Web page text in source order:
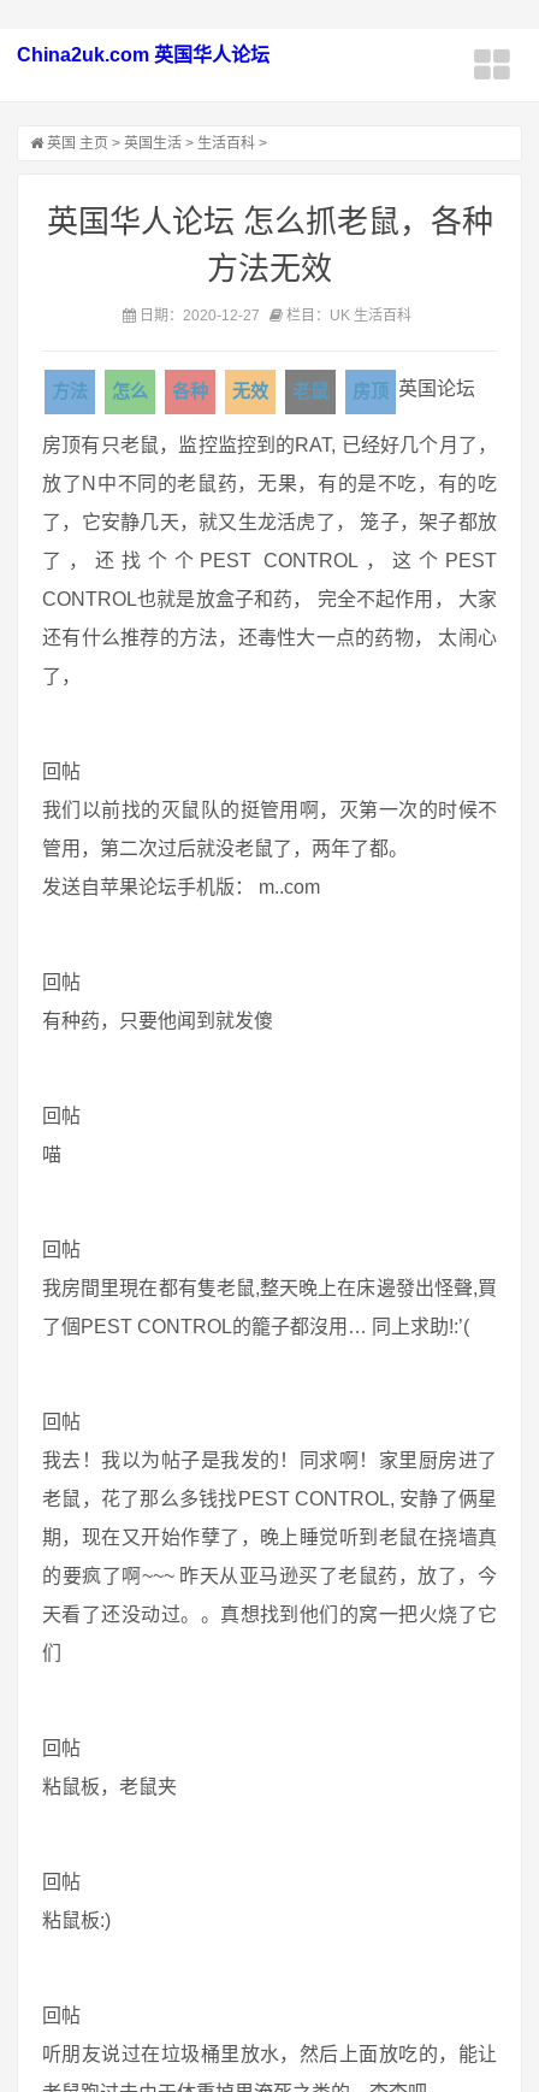
China2uk.com 英国华人论坛
英国 主页 > 英国生活 > 生活百科 >
英国华人论坛 怎么抓老鼠，各种
方法无效
日期：2020-12-27 栏目：UK 生活百科
方法 怎么 各种 无效 老鼠 房顶 英国论坛
房顶有只老鼠，监控监控到的RAT, 已经好几个月了，
放了N中不同的老鼠药，无果，有的是不吃，有的吃
了，它安静几天，就又生龙活虎了， 笼子，架子都放
了，还找个个PEST CONTROL，这个PEST
CONTROL也就是放盒子和药， 完全不起作用， 大家
还有什么推荐的方法，还毒性大一点的药物， 太闹心
了，
回帖
我们以前找的灭鼠队的挺管用啊，灭第一次的时候不
管用，第二次过后就没老鼠了，两年了都。
发送自苹果论坛手机版： m..com
回帖
有种药，只要他闻到就发傻
回帖
喵
回帖
我房間里現在都有隻老鼠,整天晚上在床邊發出怪聲,買
了個PEST CONTROL的籠子都沒用… 同上求助!:’(
回帖
我去！我以为帖子是我发的！同求啊！家里厨房进了
老鼠，花了那么多钱找PEST CONTROL, 安静了俩星
期，现在又开始作孽了，晚上睡觉听到老鼠在挠墙真
的要疯了啊~~~ 昨天从亚马逊买了老鼠药，放了，今
天看了还没动过。。真想找到他们的窝一把火烧了它
们
回帖
粘鼠板，老鼠夹
回帖
粘鼠板:)
回帖
听朋友说过在垃圾桶里放水，然后上面放吃的，能让